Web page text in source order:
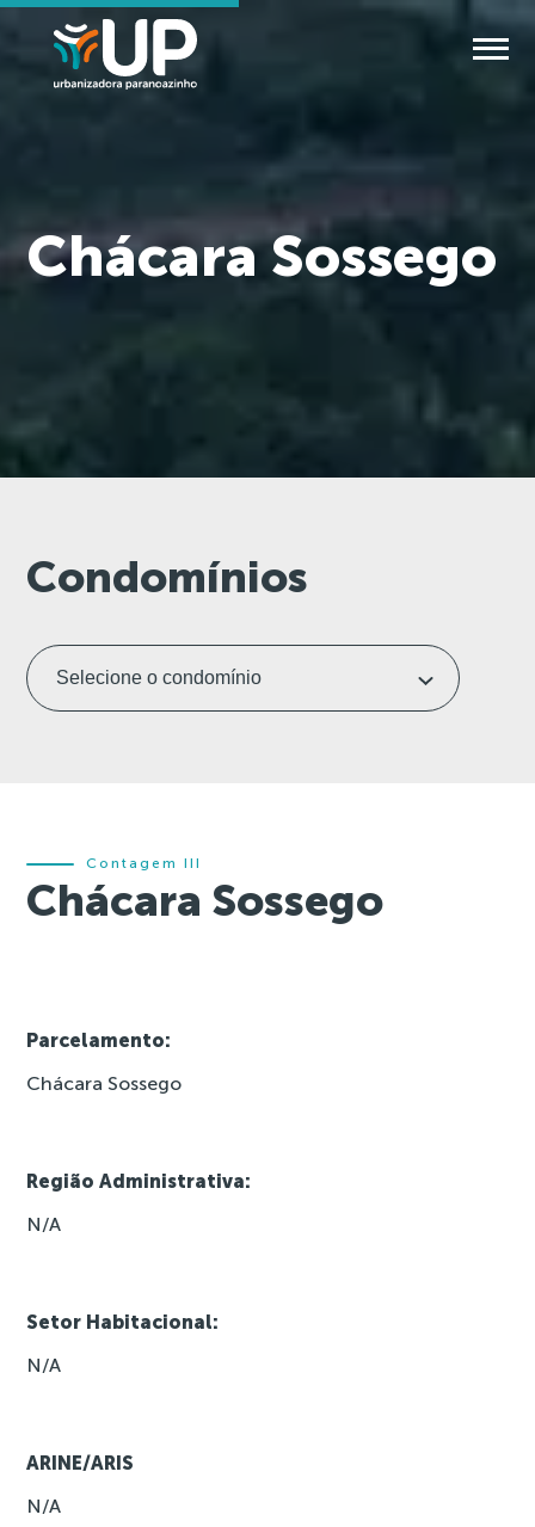
Chácara Sossego
Condomínios
Contagem III
Chácara Sossego
Parcelamento:
Chácara Sossego
Região Administrativa:
N/A
Setor Habitacional:
N/A
ARINE/ARIS
N/A